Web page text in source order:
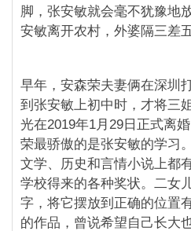
脚，张安敏就会毫不犹豫地
安敏离开农村，外婆隔三差
早年，安森荣夫妻俩在深圳
到张安敏上初中时，才将三
光在2019年1月29日正式离
荣最骄傲的是张安敏的学习
文学、历史和言情小说上都
学校得来的各种奖状。二女
字，将它摆放到正确的位置
的作品，曾说希望自己长大